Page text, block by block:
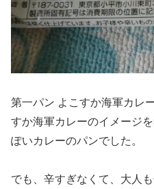
第一パン よこすか海軍カレ
すか海軍カレーのイメージ
ぽいカレーのパンでした。
でも、辛すぎなくて、大人も